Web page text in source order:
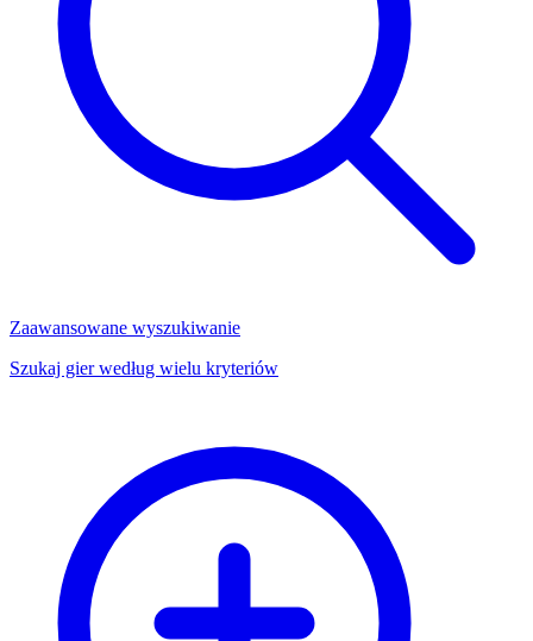
Zaawansowane wyszukiwanie
Szukaj gier według wielu kryteriów